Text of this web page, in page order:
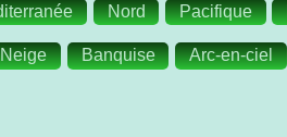
Nord Pacifique
Neige Banquise Arc-en-ciel